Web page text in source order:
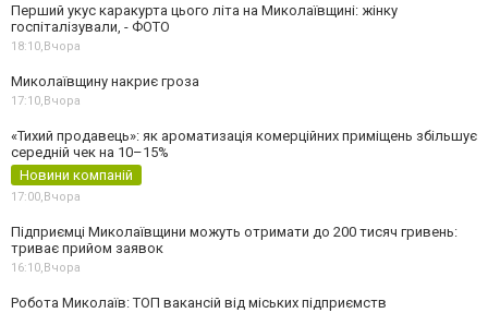
Перший укус каракурта цього літа на Миколаївщині: жінку
госпіталізували, - ФОТО
18:10,Вчора
Миколаївщину накриє гроза
17:10,Вчора
«Тихий продавець»: як ароматизація комерційних приміщень збільшує
середній чек на 10–15%
Новини компаній
17:00,Вчора
Підприємці Миколаївщини можуть отримати до 200 тисяч гривень:
триває прийом заявок
16:10,Вчора
Робота Миколаїв: ТОП вакансій від міських підприємств